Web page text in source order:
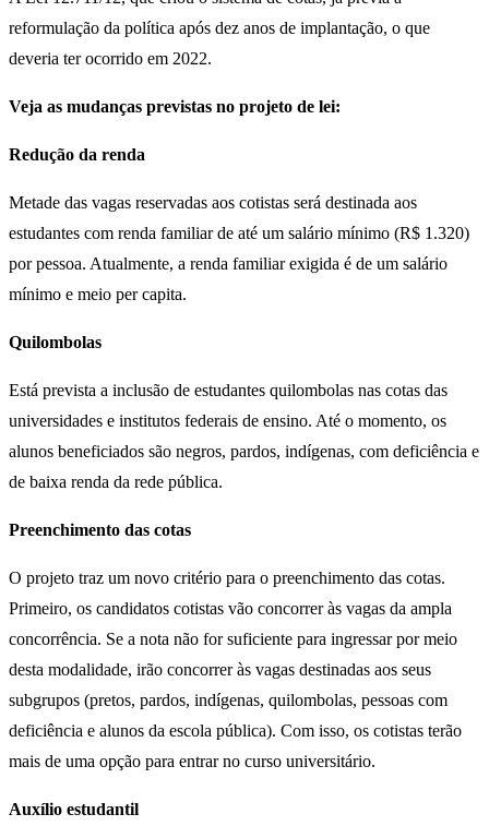
reformulação da política após dez anos de implantação, o que
deveria ter ocorrido em 2022.
Veja as mudanças previstas no projeto de lei:
Redução da renda
Metade das vagas reservadas aos cotistas será destinada aos
estudantes com renda familiar de até um salário mínimo (R$ 1.320)
por pessoa. Atualmente, a renda familiar exigida é de um salário
mínimo e meio per capita.
Quilombolas
Está prevista a inclusão de estudantes quilombolas nas cotas das
universidades e institutos federais de ensino. Até o momento, os
alunos beneficiados são negros, pardos, indígenas, com deficiência e
de baixa renda da rede pública.
Preenchimento das cotas
O projeto traz um novo critério para o preenchimento das cotas.
Primeiro, os candidatos cotistas vão concorrer às vagas da ampla
concorrência. Se a nota não for suficiente para ingressar por meio
desta modalidade, irão concorrer às vagas destinadas aos seus
subgrupos (pretos, pardos, indígenas, quilombolas, pessoas com
deficiência e alunos da escola pública). Com isso, os cotistas terão
mais de uma opção para entrar no curso universitário.
Auxílio estudantil